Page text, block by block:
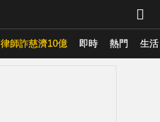
律師詐慈濟10億 即時 熱門 生活